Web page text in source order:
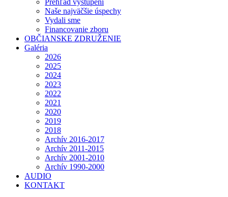
Naše najväčšie úspechy
Vydali sme
Financovanie zboru
OBČIANSKE ZDRUŽENIE
Galéria
2026
2025
2024
2023
2022
2021
2020
2019
2018
Archív 2016-2017
Archív 2011-2015
Archív 2001-2010
Archív 1990-2000
AUDIO
KONTAKT